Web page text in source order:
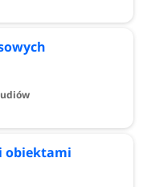
obiektami